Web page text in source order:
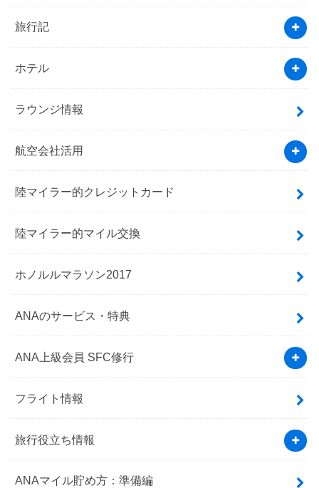
旅行記
ホテル
ラウンジ情報
航空会社活用
陸マイラー的クレジットカード
陸マイラー的マイル交換
ホノルルマラソン2017
ANAのサービス・特典
ANA上級会員 SFC修行
フライト情報
旅行役立ち情報
ANAマイル貯め方：準備編